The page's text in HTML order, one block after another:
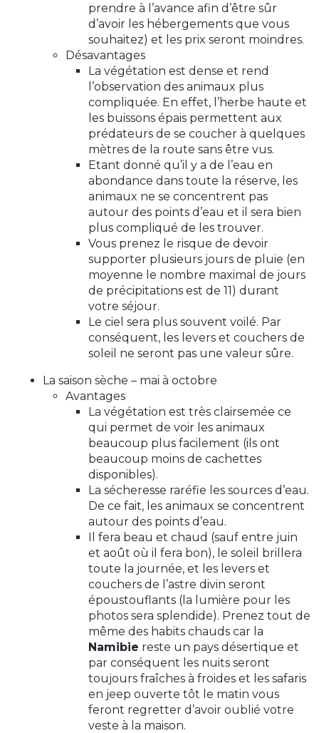
prendre à l’avance afin d’être sûr
d’avoir les hébergements que vous
souhaitez) et les prix seront moindres.
Désavantages
La végétation est dense et rend
l’observation des animaux plus
compliquée. En effet, l’herbe haute et
les buissons épais permettent aux
prédateurs de se coucher à quelques
mètres de la route sans être vus.
Etant donné qu’il y a de l’eau en
abondance dans toute la réserve, les
animaux ne se concentrent pas
autour des points d’eau et il sera bien
plus compliqué de les trouver.
Vous prenez le risque de devoir
supporter plusieurs jours de pluie (en
moyenne le nombre maximal de jours
de précipitations est de 11) durant
votre séjour.
Le ciel sera plus souvent voilé. Par
conséquent, les levers et couchers de
soleil ne seront pas une valeur sûre.
La saison sèche – mai à octobre
Avantages
La végétation est très clairsemée ce
qui permet de voir les animaux
beaucoup plus facilement (ils ont
beaucoup moins de cachettes
disponibles).
La sécheresse raréfie les sources d’eau.
De ce fait, les animaux se concentrent
autour des points d’eau.
Il fera beau et chaud (sauf entre juin
et août où il fera bon), le soleil brillera
toute la journée, et les levers et
couchers de l’astre divin seront
époustouflants (la lumière pour les
photos sera splendide). Prenez tout de
même des habits chauds car la
Namibie reste un pays désertique et
par conséquent les nuits seront
toujours fraîches à froides et les safaris
en jeep ouverte tôt le matin vous
feront regretter d’avoir oublié votre
veste à la maison.